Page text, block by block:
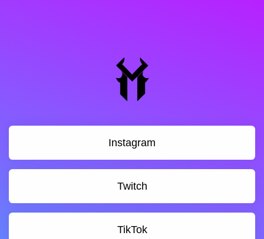
Instagram
Twitch
TikTok